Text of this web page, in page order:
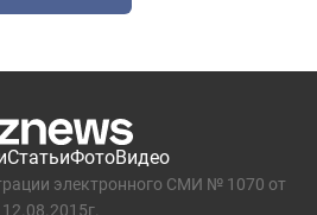
СтатьиФотоВидео
электронного СМИ № 1070 от
12.08.2015г.